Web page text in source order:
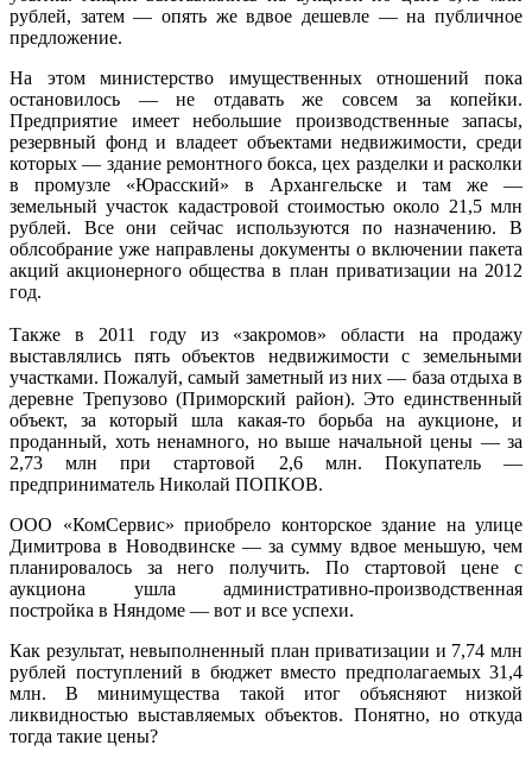
рублей, затем — опять же вдвое дешевле — на публичное
предложение.
На этом министерство имущественных отношений пока
остановилось — не отдавать же совсем за копейки.
Предприятие имеет небольшие производственные запасы,
резервный фонд и владеет объектами недвижимости, среди
которых — здание ремонтного бокса, цех разделки и расколки
в промузле «Юрасский» в Архангельске и там же —
земельный участок кадастровой стоимостью около 21,5 млн
рублей. Все они сейчас используются по назначению. В
облсобрание уже направлены документы о включении пакета
акций акционерного общества в план приватизации на 2012
год.
Также в 2011 году из «закромов» области на продажу
выставлялись пять объектов недвижимости с земельными
участками. Пожалуй, самый заметный из них — база отдыха в
деревне Трепузово (Приморский район). Это единственный
объект, за который шла какая-то борьба на аукционе, и
проданный, хоть ненамного, но выше начальной цены — за
2,73 млн при стартовой 2,6 млн. Покупатель —
предприниматель Николай ПОПКОВ.
ООО «КомСервис» приобрело конторское здание на улице
Димитрова в Новодвинске — за сумму вдвое меньшую, чем
планировалось за него получить. По стартовой цене с
аукциона ушла административно-производственная
постройка в Няндоме — вот и все успехи.
Как результат, невыполненный план приватизации и 7,74 млн
рублей поступлений в бюджет вместо предполагаемых 31,4
млн. В минимущества такой итог объясняют низкой
ликвидностью выставляемых объектов. Понятно, но откуда
тогда такие цены?